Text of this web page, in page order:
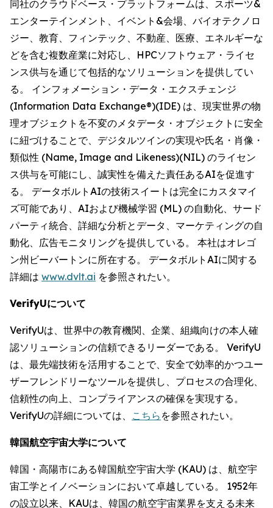
同社のクラウドベース・プラットフォームは、スポーツ&
エンターテインメント、イベント&会場、バイオテクノロ
ジー、教育、フィンテック、不動産、医療、エネルギーな
どを含む複数産業に対応し、HPCソフトウェア・ライセ
ンス供与を通じて包括的なソリューションを提供してい
る。 インフォメーション・データ・エクスチェンジ
(Information Data Exchange®)(IDE) は、現実世界の物
理オブジェクトを不変のメタデータ・オブジェクトに安全
に紐づけることで、デジタルツインの実現や氏名・肖像・
類似性 (Name, Image and Likeness)(NIL) のライセン
ス供与を可能にし、誠実性を備えた責任あるAIを促進す
る。 データボルトAIの技術スイートは完全にカスタマイ
ズ可能であり、AIおよび機械学習 (ML) の自動化、サード
パーティ統合、詳細な分析とデータ、マーケティングの自
動化、広告モニタリングを提供している。 本社はオレゴ
ン州ビーバートンに所在する。 データボルトAIに関する
詳細は www.dvlt.ai を参照されたい。
VerifyUについて
VerifyUは、世界中の教育機関、企業、組織向けの本人確
認ソリューションの信頼できるリーダーである。 VerifyU
は、最先端技術を活用することで、安全で効率的かつユー
ザーフレンドリーなツールを提供し、プロセスの合理化、
信頼性の向上、コンプライアンスの確保を実現する。
VerifyUの詳細については、 こちら を参照されたい。
韓国航空宇宙大学について
韓国・高陽市にある韓国航空宇宙大学 (KAU) は、航空宇
宙工学とイノベーションにおいて卓越している。 1952年
の設立以来、KAUは、韓国の航空宇宙業界を支える未来